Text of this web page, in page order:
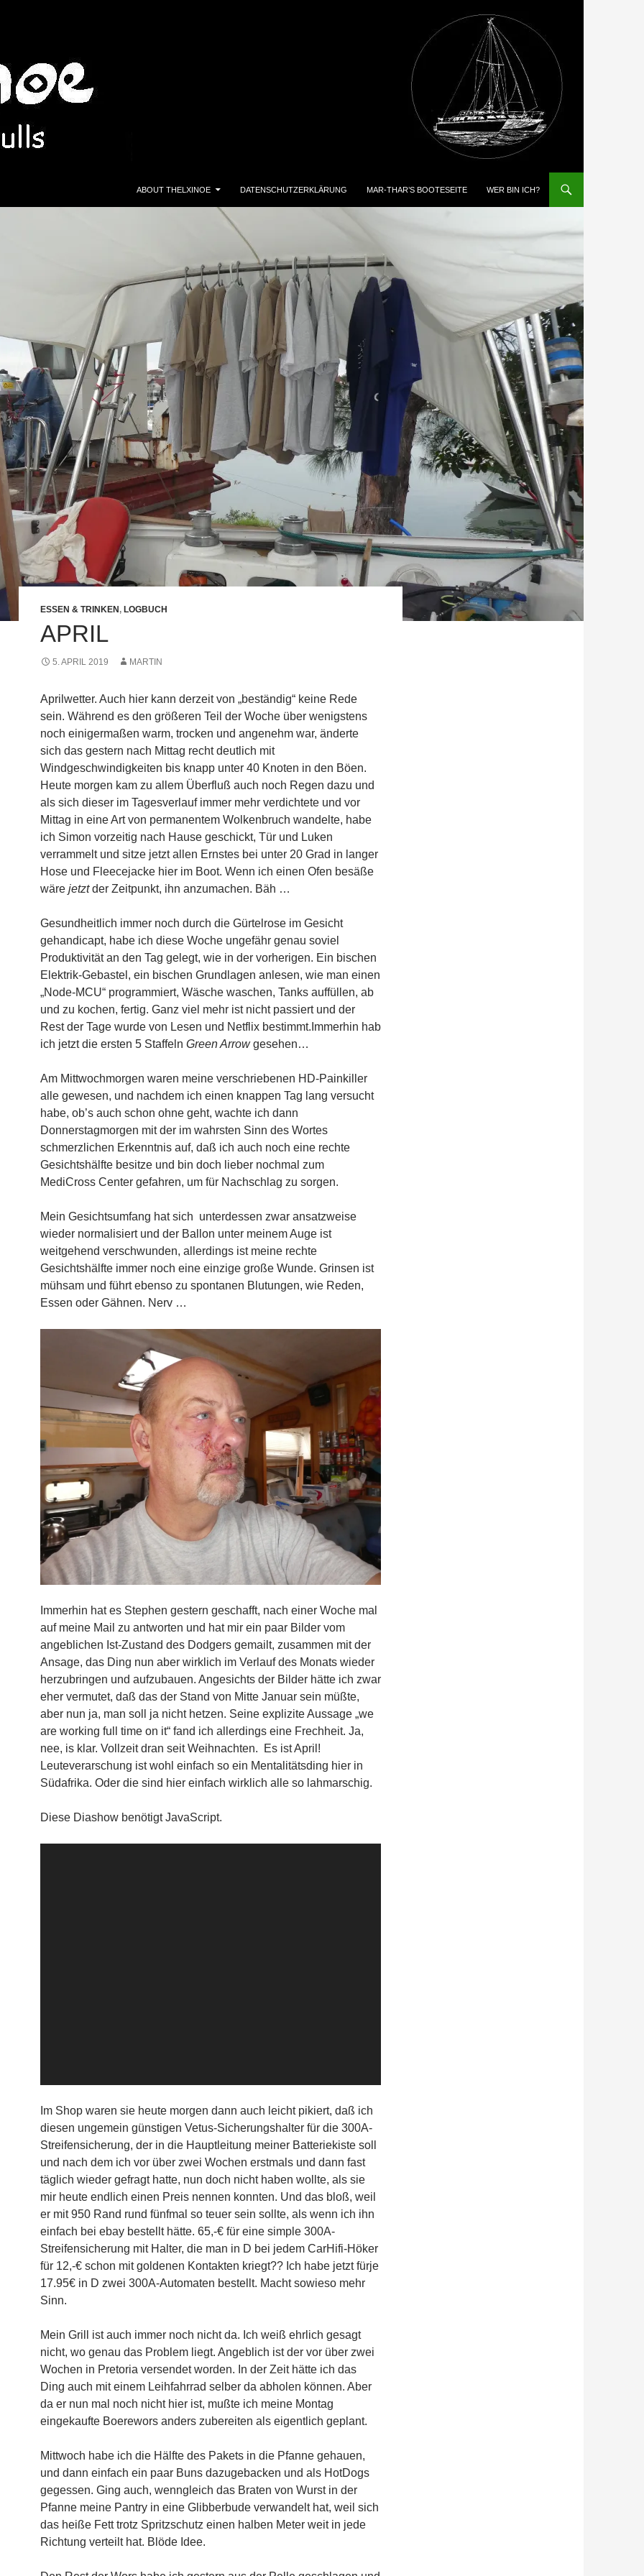
ABOUT THELXINOE
DATENSCHUTZERKLÄRUNG MAR-THAR’S BOOTESEITE WER BIN ICH?
ESSEN & TRINKEN , LOGBUCH
APRIL
5. APRIL 2019 MARTIN
Aprilwetter. Auch hier kann derzeit von „beständig“ keine Rede
sein. Während es den größeren Teil der Woche über wenigstens
noch einigermaßen warm, trocken und angenehm war, änderte
sich das gestern nach Mittag recht deutlich mit
Windgeschwindigkeiten bis knapp unter 40 Knoten in den Böen.
Heute morgen kam zu allem Überfluß auch noch Regen dazu und
als sich dieser im Tagesverlauf immer mehr verdichtete und vor
Mittag in eine Art von permanentem Wolkenbruch wandelte, habe
ich Simon vorzeitig nach Hause geschickt, Tür und Luken
verrammelt und sitze jetzt allen Ernstes bei unter 20 Grad in langer
Hose und Fleecejacke hier im Boot. Wenn ich einen Ofen besäße
wäre jetztder Zeitpunkt, ihn anzumachen. Bäh …
Gesundheitlich immer noch durch die Gürtelrose im Gesicht
gehandicapt, habe ich diese Woche ungefähr genau soviel
Produktivität an den Tag gelegt, wie in der vorherigen. Ein bischen
Elektrik-Gebastel, ein bischen Grundlagen anlesen, wie man einen
„Node-MCU“ programmiert, Wäsche waschen, Tanks auffüllen, ab
und zu kochen, fertig. Ganz viel mehr ist nicht passiert und der
Rest der Tage wurde von Lesen und Netflix bestimmt.Immerhin hab
ich jetzt die ersten 5 Staffeln Green Arrowgesehen…
Am Mittwochmorgen waren meine verschriebenen HD-Painkiller
alle gewesen, und nachdem ich einen knappen Tag lang versucht
habe, ob’s auch schon ohne geht, wachte ich dann
Donnerstagmorgen mit der im wahrsten Sinn des Wortes
schmerzlichen Erkenntnis auf, daß ich auch noch eine rechte
Gesichtshälfte besitze und bin doch lieber nochmal zum
MediCross Center gefahren, um für Nachschlag zu sorgen.
Mein Gesichtsumfang hat sich unterdessen zwar ansatzweise
wieder normalisiert und der Ballon unter meinem Auge ist
weitgehend verschwunden, allerdings ist meine rechte
Gesichtshälfte immer noch eine einzige große Wunde. Grinsen ist
mühsam und führt ebenso zu spontanen Blutungen, wie Reden,
Essen oder Gähnen. Nerv …
Immerhin hat es Stephen gestern geschafft, nach einer Woche mal
auf meine Mail zu antworten und hat mir ein paar Bilder vom
angeblichen Ist-Zustand des Dodgers gemailt, zusammen mit der
Ansage, das Ding nun aber wirklich im Verlauf des Monats wieder
herzubringen und aufzubauen. Angesichts der Bilder hätte ich zwar
eher vermutet, daß das der Stand von Mitte Januar sein müßte,
aber nun ja, man soll ja nicht hetzen. Seine explizite Aussage „we
are working full time on it“ fand ich allerdings eine Frechheit. Ja,
nee, is klar. Vollzeit dran seit Weihnachten. Es ist April!
Leuteverarschung ist wohl einfach so ein Mentalitätsding hier in
Südafrika. Oder die sind hier einfach wirklich alle so lahmarschig.
Diese Diashow benötigt JavaScript.
Im Shop waren sie heute morgen dann auch leicht pikiert, daß ich
diesen ungemein günstigen Vetus-Sicherungshalter für die 300A-
Streifensicherung, der in die Hauptleitung meiner Batteriekiste soll
und nach dem ich vor über zwei Wochen erstmals und dann fast
täglich wieder gefragt hatte, nun doch nicht haben wollte, als sie
mir heute endlich einen Preis nennen konnten. Und das bloß, weil
er mit 950 Rand rund fünfmal so teuer sein sollte, als wenn ich ihn
einfach bei ebay bestellt hätte. 65,-€ für eine simple 300A-
Streifensicherung mit Halter, die man in D bei jedem CarHifi-Höker
für 12,-€ schon mit goldenen Kontakten kriegt?? Ich habe jetzt fürje
17.95€ in D zwei 300A-Automaten bestellt. Macht sowieso mehr
Sinn.
Mein Grill ist auch immer noch nicht da. Ich weiß ehrlich gesagt
nicht, wo genau das Problem liegt. Angeblich ist der vor über zwei
Wochen in Pretoria versendet worden. In der Zeit hätte ich das
Ding auch mit einem Leihfahrrad selber da abholen können. Aber
da er nun mal noch nicht hier ist, mußte ich meine Montag
eingekaufte Boerewors anders zubereiten als eigentlich geplant.
Mittwoch habe ich die Hälfte des Pakets in die Pfanne gehauen,
und dann einfach ein paar Buns dazugebacken und als HotDogs
gegessen. Ging auch, wenngleich das Braten von Wurst in der
Pfanne meine Pantry in eine Glibberbude verwandelt hat, weil sich
das heiße Fett trotz Spritzschutz einen halben Meter weit in jede
Richtung verteilt hat. Blöde Idee.